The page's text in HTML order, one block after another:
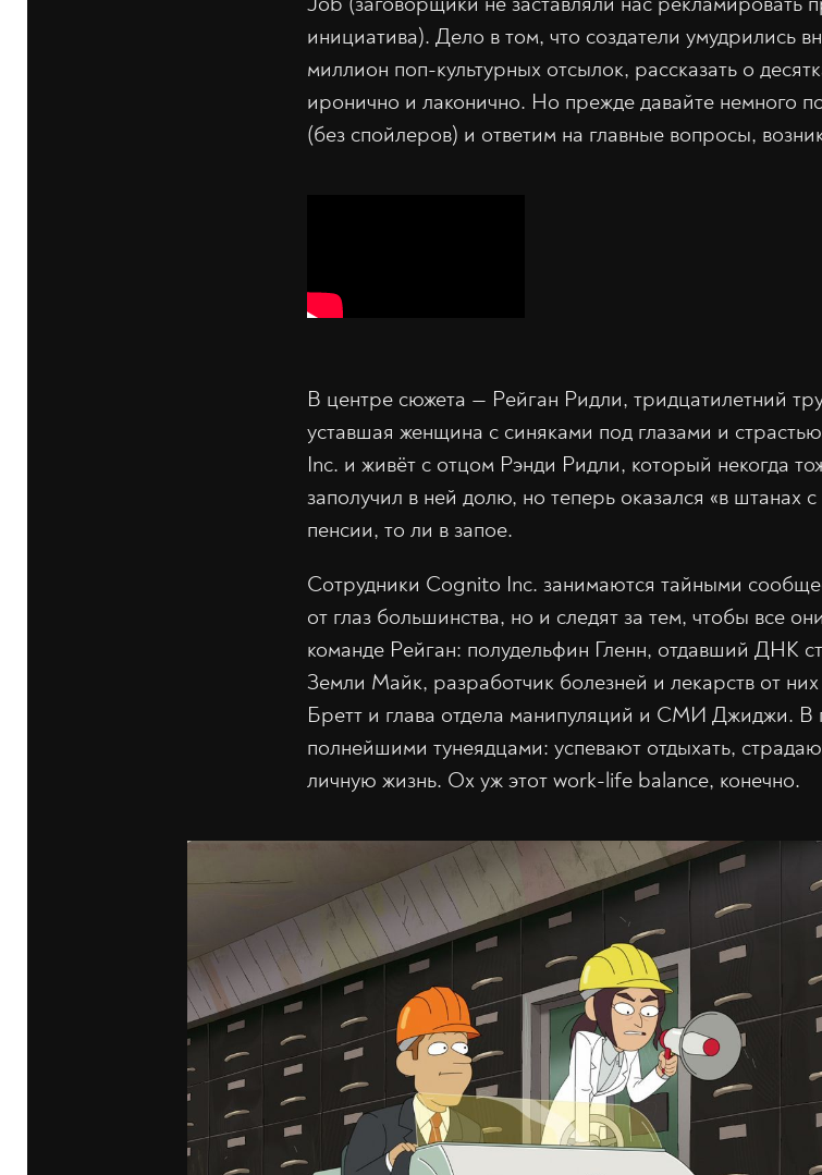
инициатива). Дело в том, что создатели умудрились
миллион поп-культурных отсылок, рассказать о
иронично и лаконично. Но прежде давайте немного
(без спойлеров) и ответим на главные вопросы,
В центре сюжета — Рейган Ридли, тридцатилетний
уставшая женщина с синяками под глазами и
Inc. и живёт с отцом Рэнди Ридли, который некогда
заполучил в ней долю, но теперь оказался «в штанах
пенсии, то ли в запое.
Сотрудники Cognito Inc. занимаются тайными
от глаз большинства, но и следят за тем, чтобы все
команде Рейган: полудельфин Гленн, отдавший ДНК
Земли Майк, разработчик болезней и лекарств от
Бретт и глава отдела манипуляций и СМИ Джиджи. В
полнейшими тунеядцами: успевают отдыхать,
личную жизнь. Ох уж этот work-life balance, конечно.